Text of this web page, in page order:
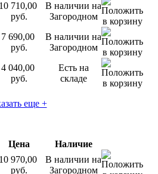
710,00
руб.
В наличии на
Загородном
7 690,00
руб.
В наличии на
Загородном
4 040,00
руб.
Есть на
складе
еще +
Цена
Наличие
970,00
руб.
В наличии на
Загородном